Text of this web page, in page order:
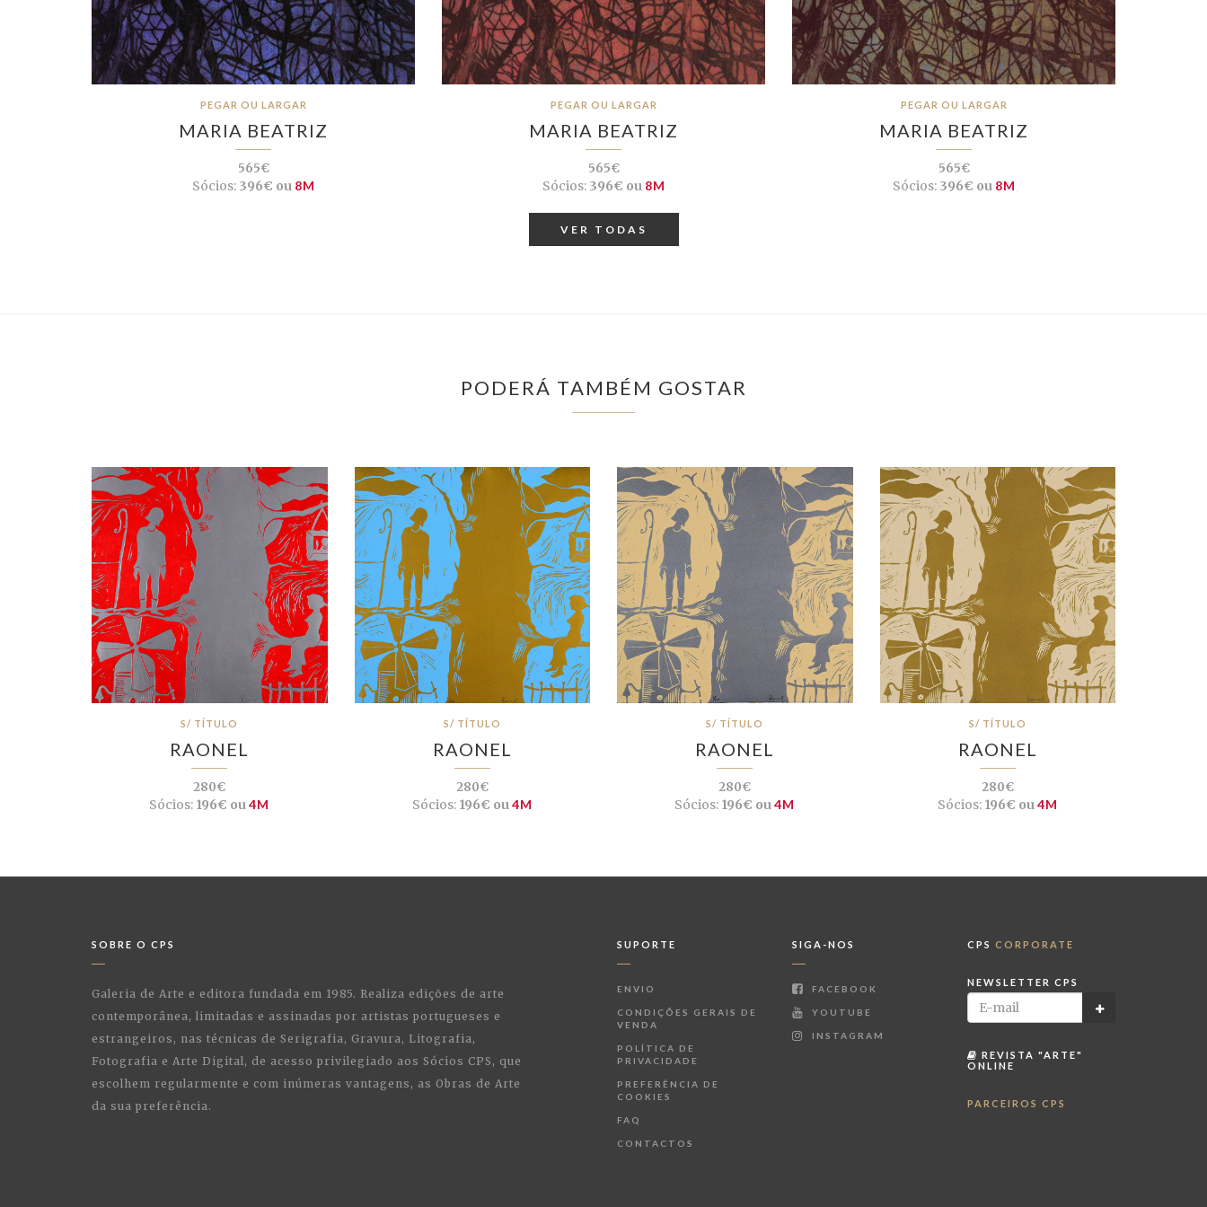
PEGAR OU LARGAR
MARIA BEATRIZ
565€
Sócios:396€ ou 8M
PEGAR OU LARGAR
MARIA BEATRIZ
565€
Sócios:396€ ou 8M
PEGAR OU LARGAR
MARIA BEATRIZ
565€
Sócios:396€ ou 8M
VER TODAS
PODERÁ TAMBÉM GOSTAR
S/ TÍTULO
RAONEL
280€
Sócios: 196€ ou4M
S/ TÍTULO
RAONEL
280€
Sócios:196€ ou4M
S/ TÍTULO
RAONEL
280€
Sócios: 196€ ou4M
S/ TÍTULO
RAONEL
280€
Sócios:196€ ou4M
SOBRE O CPS
Galeria de Arte e editora fundada em 1985. Realiza edições de arte
contemporânea, limitadas e assinadas por artistas portugueses e
estrangeiros, nas técnicas de Serigrafia, Gravura, Litografia,
Fotografia e Arte Digital, de acesso privilegiado aos Sócios CPS, que
escolhem regularmente e com inúmeras vantagens, as Obras de Arte
da sua preferência.
SUPORTE
ENVIO
CONDIÇÕES GERAIS DE
VENDA
POLÍTICA DE
PRIVACIDADE
PREFERÊNCIA DE
COOKIES
FAQ
CONTACTOS
SIGA-NOS
FACEBOOK
YOUTUBE
INSTAGRAM
CPS CORPORATE
NEWSLETTER CPS
REVISTA "ARTE"
ONLINE
PARCEIROS CPS